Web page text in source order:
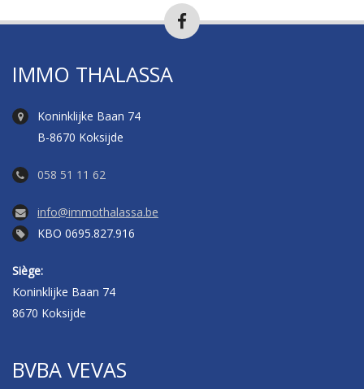
IMMO THALASSA
Koninklijke Baan 74
B-8670 Koksijde
058 51 11 62
info@immothalassa.be
KBO 0695.827.916
Siège:
Koninklijke Baan 74
8670 Koksijde
BVBA VEVAS